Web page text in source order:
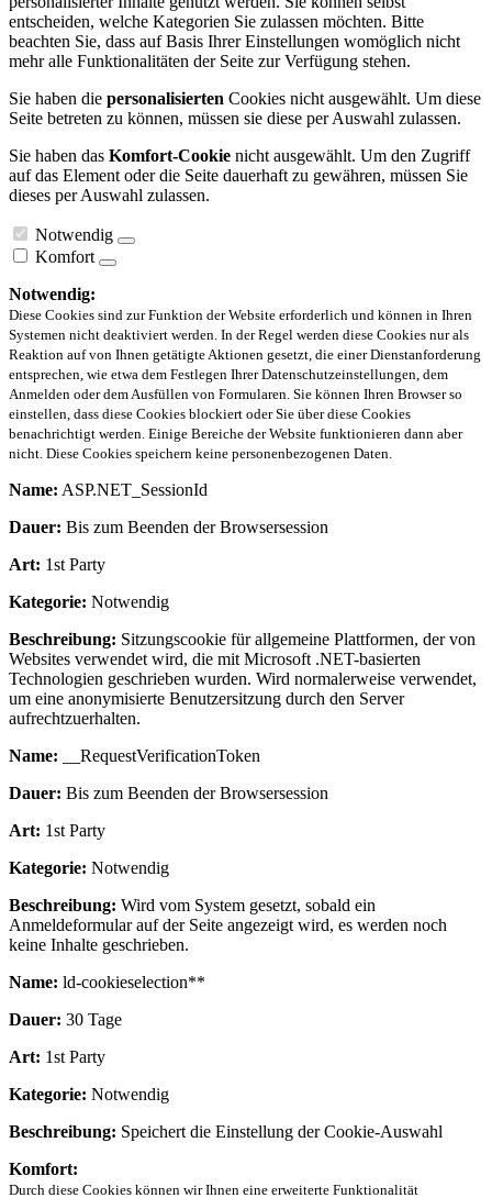
entscheiden, welche Kategorien Sie zulassen möchten. Bitte
beachten Sie, dass auf Basis Ihrer Einstellungen womöglich nicht
mehr alle Funktionalitäten der Seite zur Verfügung stehen.
Sie haben die personalisierten Cookies nicht ausgewählt. Um diese
Seite betreten zu können, müssen sie diese per Auswahl zulassen.
Sie haben das Komfort-Cookie nicht ausgewählt. Um den Zugriff
auf das Element oder die Seite dauerhaft zu gewähren, müssen Sie
dieses per Auswahl zulassen.
Notwendig
Komfort
Notwendig:
Diese Cookies sind zur Funktion der Website erforderlich und können in Ihren
Systemen nicht deaktiviert werden. In der Regel werden diese Cookies nur als
Reaktion auf von Ihnen getätigte Aktionen gesetzt, die einer Dienstanforderung
entsprechen, wie etwa dem Festlegen Ihrer Datenschutzeinstellungen, dem
Anmelden oder dem Ausfüllen von Formularen. Sie können Ihren Browser so
einstellen, dass diese Cookies blockiert oder Sie über diese Cookies
benachrichtigt werden. Einige Bereiche der Website funktionieren dann aber
nicht. Diese Cookies speichern keine personenbezogenen Daten.
Name: ASP.NET_SessionId
Dauer: Bis zum Beenden der Browsersession
Art: 1st Party
Kategorie: Notwendig
Beschreibung: Sitzungscookie für allgemeine Plattformen, der von
Websites verwendet wird, die mit Microsoft .NET-basierten
Technologien geschrieben wurden. Wird normalerweise verwendet,
um eine anonymisierte Benutzersitzung durch den Server
aufrechtzuerhalten.
Name: __RequestVerificationToken
Dauer: Bis zum Beenden der Browsersession
Art: 1st Party
Kategorie: Notwendig
Beschreibung: Wird vom System gesetzt, sobald ein
Anmeldeformular auf der Seite angezeigt wird, es werden noch
keine Inhalte geschrieben.
Name: ld-cookieselection**
Dauer: 30 Tage
Art: 1st Party
Kategorie: Notwendig
Beschreibung: Speichert die Einstellung der Cookie-Auswahl
Komfort:
Durch diese Cookies können wir Ihnen eine erweiterte Funktionalität